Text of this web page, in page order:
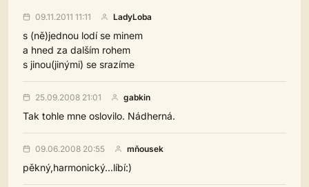
09.11.2011 11:11 LadyLoba
s (ně)jednou lodí se minem
a hned za dalším rohem
s jinou(jinými) se srazíme
25.09.2008 21:01 gabkin
Tak tohle mne oslovilo. Nádherná.
09.06.2008 20:55 mňousek
pěkný,harmonický...líbí:)